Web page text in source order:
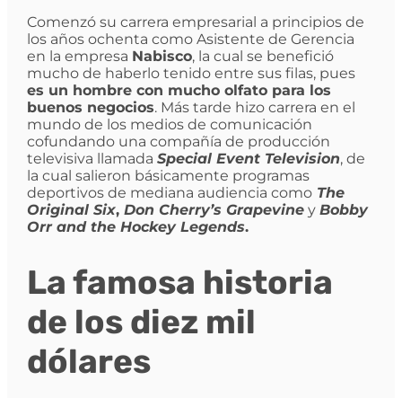
Comenzó su carrera empresarial a principios de
los años ochenta como Asistente de Gerencia
en la empresa Nabisco, la cual se benefició
mucho de haberlo tenido entre sus filas, pues
es un hombre con mucho olfato para los
buenos negocios. Más tarde hizo carrera en el
mundo de los medios de comunicación
cofundando una compañía de producción
televisiva llamada Special Event Television, de
la cual salieron básicamente programas
deportivos de mediana audiencia como The
Original Six, Don Cherry’s Grapeviney Bobby
Orr and the Hockey Legends.
La famosa historia
de los diez mil
dólares